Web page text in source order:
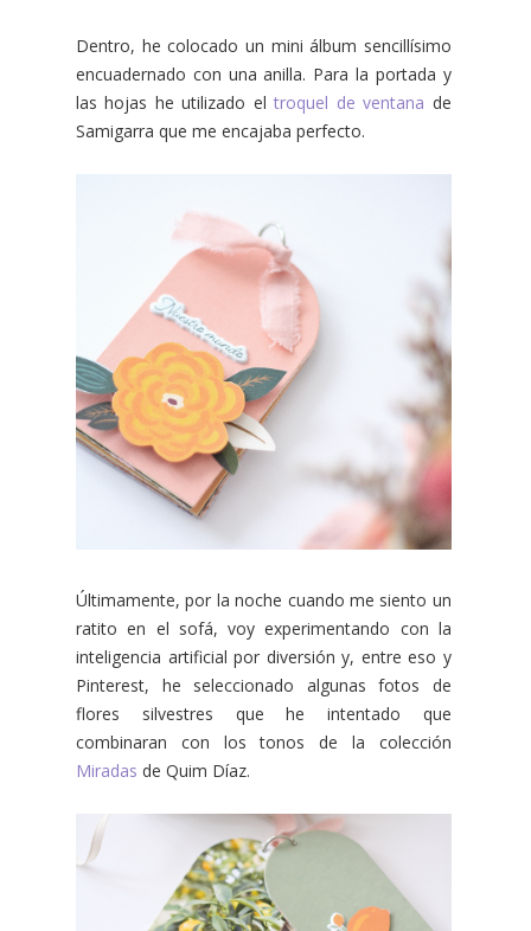
Dentro, he colocado un mini álbum sencillísimo
encuadernado con una anilla. Para la portada y
las hojas he utilizado el troquel de ventana de
Samigarra que me encajaba perfecto.
Últimamente, por la noche cuando me siento un
ratito en el sofá, voy experimentando con la
inteligencia artificial por diversión y, entre eso y
Pinterest, he seleccionado algunas fotos de
flores silvestres que he intentado que
combinaran con los tonos de la colección
Miradas de Quim Díaz.